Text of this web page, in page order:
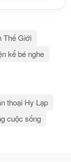
Thế Giới
kể bé nghe
thoại Hy Lạp
cuộc sống